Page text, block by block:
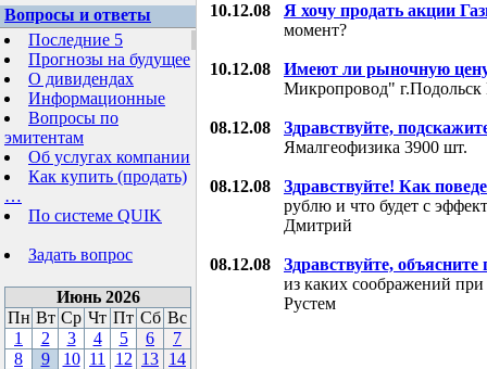
Вопросы и ответы
Последние 5
Прогнозы на будущее
О дивидендах
Информационные
Вопросы по
эмитентам
Об услугах компании
Как купить (продать)
…
По системе QUIK
Задать вопрос
Июнь 2026
Пн Вт Ср Чт Пт Сб Вс
1
2 3 4 5 6
7
8
9 10 11 12 13 14
10.12.08 Я хочу продать акции
момент?
10.12.08
Имеют ли рыночную
Микропровод"
08.12.08
Здравствуйте,
Ямалгеофизика 3900 шт.
08.12.08
Здравствуйте! Как
рублю и что будет с
Дмитрий
08.12.08
Здравствуйте, объясните
из каких соображений
Рустем